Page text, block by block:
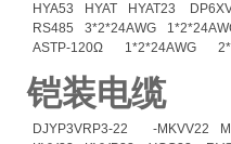
HYA53
HYAT HYAT23
RS485
3*2*24AWG
ASTP-120Ω
1*2*24AWG
铠装电缆
DJYP3VRP3-22 -MKVV22